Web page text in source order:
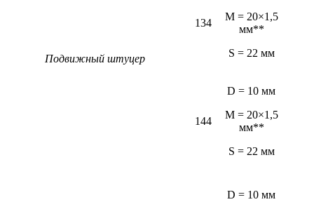
Подвижный штуцер
134
M = 20×1,5
мм**
S = 22 мм
144
D = 10 мм
M = 20×1,5
мм**
S = 22 мм
D = 10 мм